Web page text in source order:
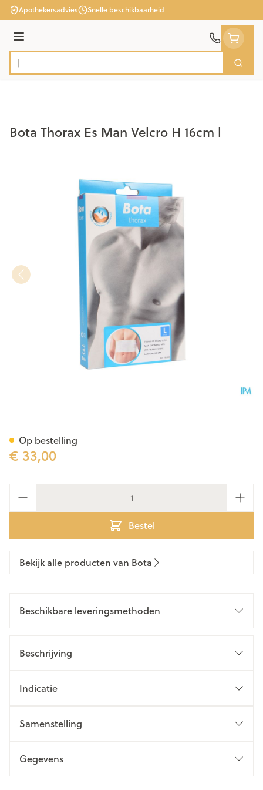
Ga naar de inhoud
Apothekersadvies Snelle beschikbaarheid
Menu
Product, merk, categorie... Zoek
Bota Thorax Es Man Velcro H 16cm l
€ 33,00
Bestel
Op bestelling
Bekijk alle producten van Bota
Beschikbare leveringsmethoden
Beschrijving
Indicatie
Samenstelling
Gegevens